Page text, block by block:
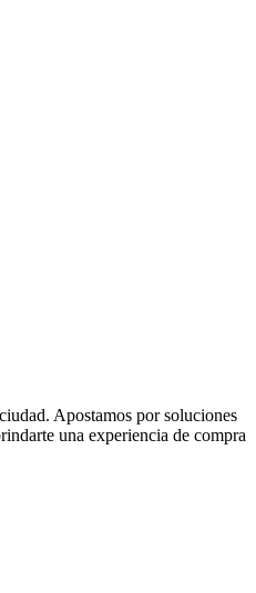
Apostamos por soluciones
una experiencia de compra